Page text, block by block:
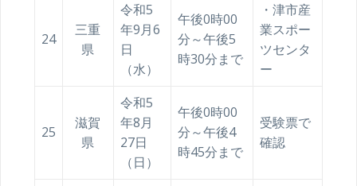
24
三重
県
令和5
年9月6
日
（水）
午後0時00
分～午後5
時30分まで
・津市産
業スポー
ツセンタ
ー
25
滋賀
県
令和5
年8月
27日
（日）
午後0時00
分～午後4
時45分まで
受験票で
確認